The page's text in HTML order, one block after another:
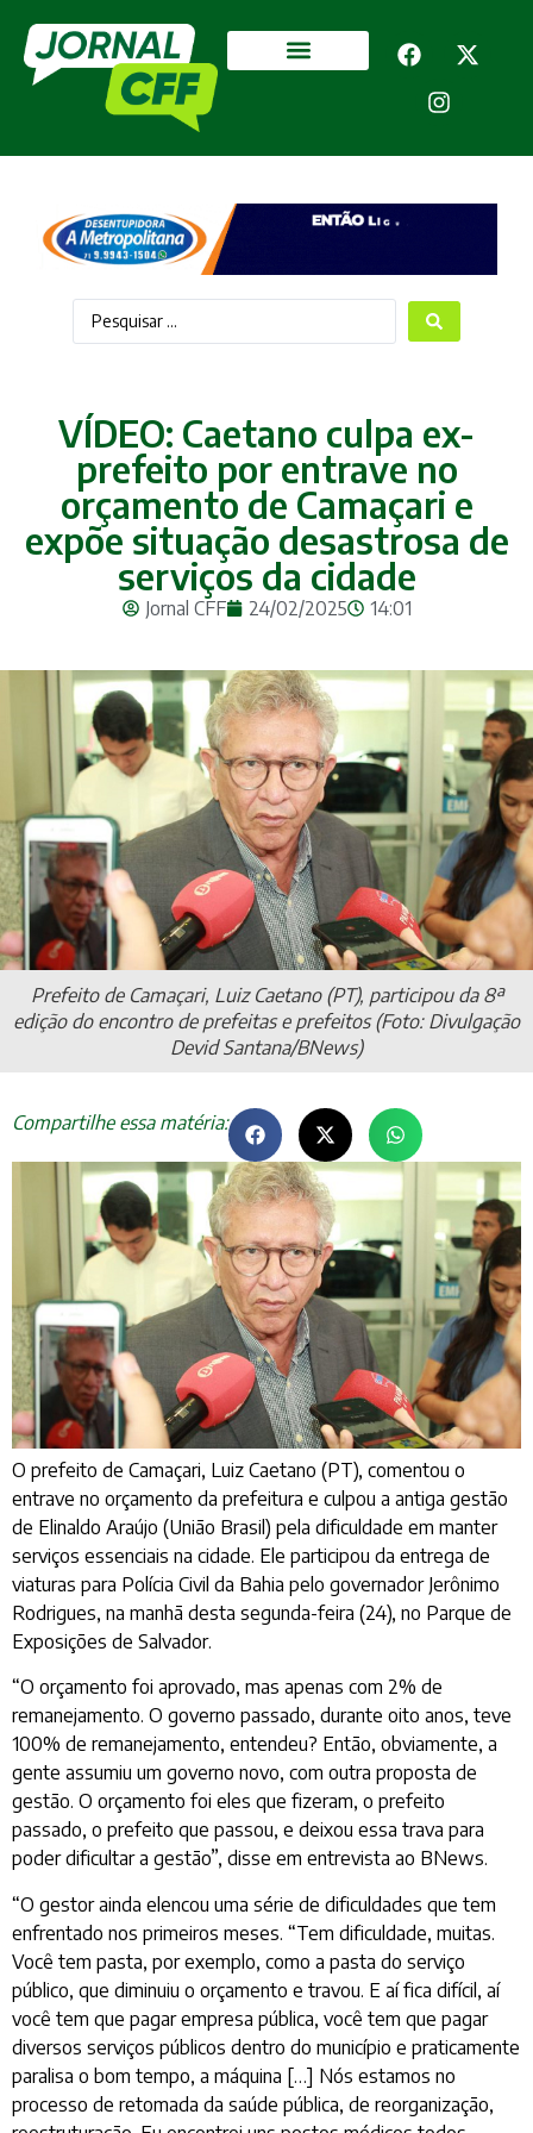
VÍDEO: Caetano culpa ex-
prefeito por entrave no
orçamento de Camaçari e
expõe situação desastrosa de
serviços da cidade
Jornal CFF 24/02/2025 14:01
Prefeito de Camaçari, Luiz Caetano (PT), participou da 8ª
edição do encontro de prefeitas e prefeitos (Foto: Divulgação
Devid Santana/BNews)
Compartilhe essa matéria:
O prefeito de Camaçari, Luiz Caetano (PT), comentou o
entrave no orçamento da prefeitura e culpou a antiga gestão
de Elinaldo Araújo (União Brasil) pela dificuldade em manter
serviços essenciais na cidade. Ele participou da entrega de
viaturas para Polícia Civil da Bahia pelo governador Jerônimo
Rodrigues, na manhã desta segunda-feira (24), no Parque de
Exposições de Salvador.
“O orçamento foi aprovado, mas apenas com 2% de
remanejamento. O governo passado, durante oito anos, teve
100% de remanejamento, entendeu? Então, obviamente, a
gente assumiu um governo novo, com outra proposta de
gestão. O orçamento foi eles que fizeram, o prefeito
passado, o prefeito que passou, e deixou essa trava para
poder dificultar a gestão”, disse em entrevista ao BNews.
“O gestor ainda elencou uma série de dificuldades que tem
enfrentado nos primeiros meses. “Tem dificuldade, muitas.
Você tem pasta, por exemplo, como a pasta do serviço
público, que diminuiu o orçamento e travou. E aí fica difícil, aí
você tem que pagar empresa pública, você tem que pagar
diversos serviços públicos dentro do município e praticamente
paralisa o bom tempo, a máquina […] Nós estamos no
processo de retomada da saúde pública, de reorganização,